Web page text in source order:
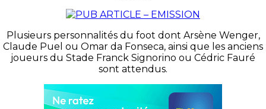
Plusieurs personnalités du foot dont Arsène Wenger,
Claude Puel ou Omar da Fonseca, ainsi que les anciens
joueurs du Stade Franck Signorino ou Cédric Fauré
sont attendus.